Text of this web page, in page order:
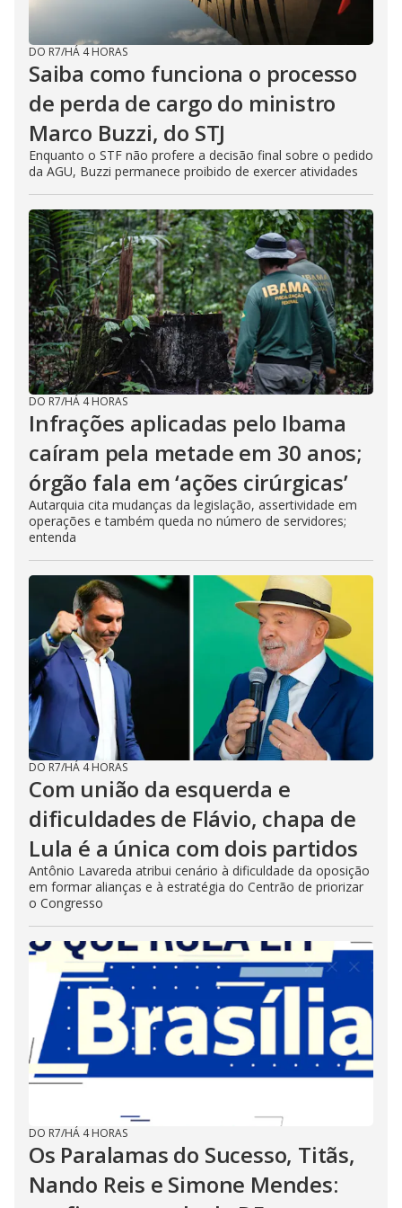
DO R7/HÁ 4 HORAS
Saiba como funciona o processo
de perda de cargo do ministro
Marco Buzzi, do STJ
Enquanto o STF não profere a decisão final sobre o pedido
da AGU, Buzzi permanece proibido de exercer atividades
DO R7/HÁ 4 HORAS
Infrações aplicadas pelo Ibama
caíram pela metade em 30 anos;
órgão fala em ‘ações cirúrgicas’
Autarquia cita mudanças da legislação, assertividade em
operações e também queda no número de servidores;
entenda
DO R7/HÁ 4 HORAS
Com união da esquerda e
dificuldades de Flávio, chapa de
Lula é a única com dois partidos
Antônio Lavareda atribui cenário à dificuldade da oposição
em formar alianças e à estratégia do Centrão de priorizar
o Congresso
DO R7/HÁ 4 HORAS
Os Paralamas do Sucesso, Titãs,
Nando Reis e Simone Mendes: